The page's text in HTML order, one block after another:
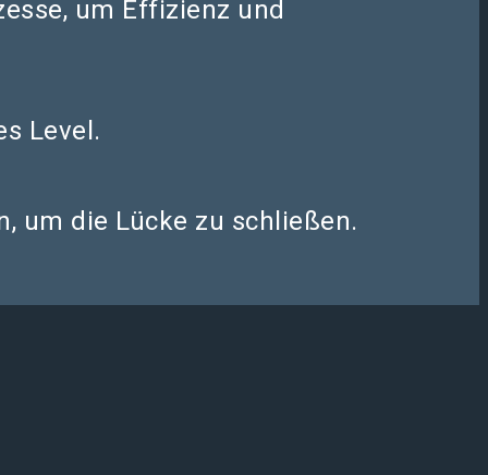
um Effizienz und
Level.
um die Lücke zu schließen.